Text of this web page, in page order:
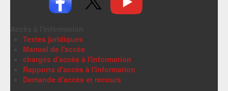
Textes juridiques
Manuel de l'accès
chargés d'accès à l'information
Rapports d'accès à l'information
Demande d'accès et recours